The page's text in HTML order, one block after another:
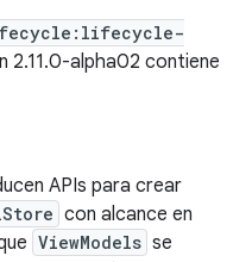
2.11.0-alpha02 contiene
APIs para crear
con alcance en
ViewModels se